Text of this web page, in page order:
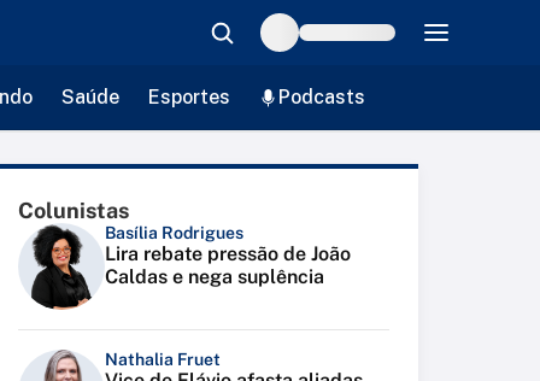
Saúde Esportes Podcasts
Colunistas
Basília Rodrigues
Lira rebate pressão de João
Caldas e nega suplência
Nathalia Fruet